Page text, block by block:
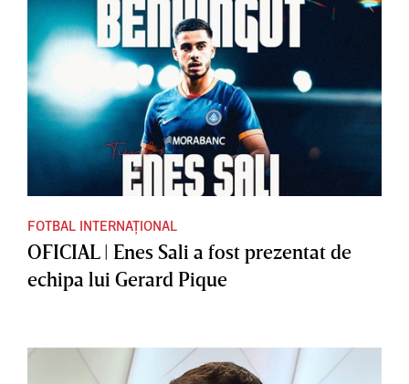
FOTBAL INTERNAȚIONAL
OFICIAL | Enes Sali a fost prezentat de
echipa lui Gerard Pique